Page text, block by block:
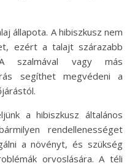
állapota. A hibiszkusz nem
ezért a talajt szárazabb
szalmával vagy más
segíthet megvédeni a
a hibiszkusz általános
rendellenességet
a növényt, és szükség
orvoslására. A téli